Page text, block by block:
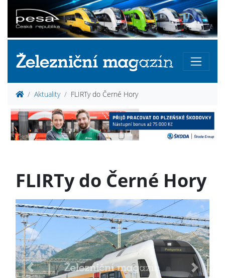
Aktuality FLIRTy do Černé Hory
FLIRTy do Černé Hory
Previous Next